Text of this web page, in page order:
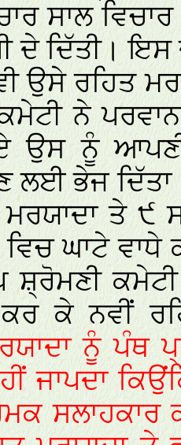
ਸਾਲ
ਦੇ ਦਿੱਤੀ। ਇਸ
ਉਸੇ ਰਹਿਤ
ਨੇ
ਉਸ ਨੂੰ
ਲਈ ਭੇਜ
ਤੇ ੯
ਘਾਟੇ ਵਾਧੇ
ਕਮੇਟੀ
ਕੇ ਨਵੀਂ
ਨੂੰ ਪੰਥ
ਜਾਪਦਾ